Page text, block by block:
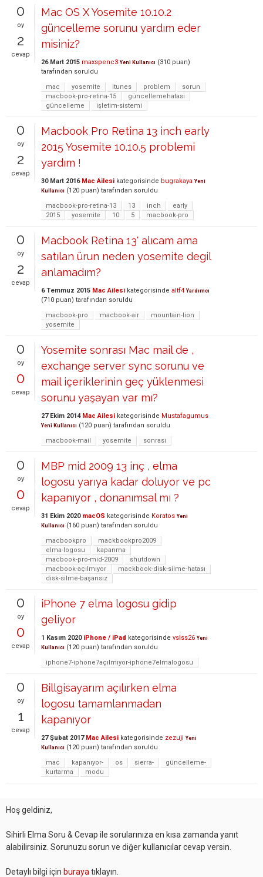
0
oy
2
cevap
Mac OS X Yosemite 10.10.2
güncelleme sorunu yardım eder
misiniz?
26 Mart 2015 maxspenc3 Yeni Kullanıcı (310 puan)
tarafından soruldu
mac
yosemite itunes problem
sorun
macbook-pro-retina-15
güncellemehatasi
güncelleme
işletim-sistemi
0
oy
2
cevap
Macbook Pro Retina 13 inch early
2015 Yosemite 10.10.5 problemi
yardım !
30 Mart 2016 Mac Ailesi kategorisinde bugrakaya Yeni
Kullanıcı (120 puan) tarafından soruldu
macbook-pro-retina-13
13 inch
early
2015
yosemite 10 5 macbook-pro
0
oy
2
cevap
Macbook Retina 13' alıcam ama
satılan ürun neden yosemite degil
anlamadım?
6 Temmuz 2015 Mac Ailesi kategorisinde altf4 Yardımcı
(710 puan) tarafından soruldu
macbook-pro
macbook-air
mountain-lion
yosemite
0
oy
0
cevap
Yosemite sonrası Mac mail de ,
exchange server sync sorunu ve
mail içeriklerinin geç yüklenmesi
sorunu yaşayan var mı?
27 Ekim 2014 Mac Ailesi kategorisinde Mustafagumus
Yeni Kullanıcı (120 puan) tarafından soruldu
macbook-mail
yosemite sonrası
0
oy
0
cevap
MBP mid 2009 13 inç , elma
logosu yarıya kadar doluyor ve pc
kapanıyor , donanımsal mı ?
31 Ekim 2020 macOS kategorisinde Koratos Yeni
Kullanıcı (160 puan) tarafından soruldu
macbookpro
mackbookpro2009
elma-logosu
kapanma
macbook-pro-mid-2009
shutdown
macbook-açılmıyor
mackbook-disk-silme-hatası
disk-silme-başarısız
0
oy
0
cevap
iPhone 7 elma logosu gidip
geliyor
1 Kasım 2020 iPhone / iPad kategorisinde vslss26 Yeni
Kullanıcı (120 puan) tarafından soruldu
iphone7-iphone7açılmıyor-iphone7elmalogosu
0
oy
1
cevap
Billgisayarım açılırken elma
logosu tamamlanmadan
kapanıyor
27 Şubat 2017 Mac Ailesi kategorisinde zezuji Yeni
Kullanıcı (120 puan) tarafından soruldu
mac
kapanıyor- os sierra-
güncelleme-
kurtarma
modu
Hoş geldiniz,
Sihirli Elma Soru & Cevap ile sorularınıza en kısa zamanda yanıt
alabilirsiniz. Sorunuzu sorun ve diğer kullanıcılar cevap versin.
Detaylı bilgi için buraya tıklayın.